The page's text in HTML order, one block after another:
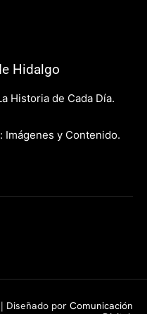
Hidalgo
Historia de Cada Día.
Imágenes y Contenido.
| Diseñado por Comunicación